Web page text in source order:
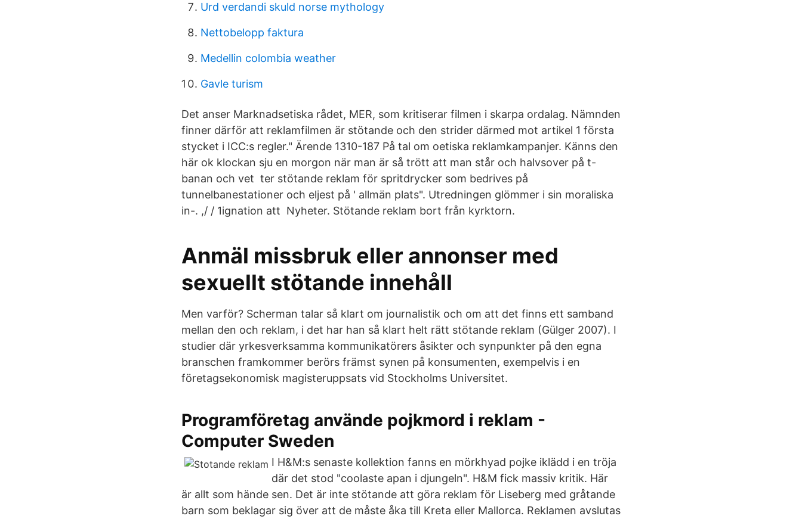
Urd verdandi skuld norse mythology
Nettobelopp faktura
Medellin colombia weather
Gavle turism
Det anser Marknadsetiska rådet, MER, som kritiserar filmen i skarpa ordalag. Nämnden
finner därför att reklamfilmen är stötande och den strider därmed mot artikel 1 första
stycket i ICC:s regler." Ärende 1310-187 På tal om oetiska reklamkampanjer. Känns den
här ok klockan sju en morgon när man är så trött att man står och halvsover på t-
banan och vet ter stötande reklam för spritdrycker som bedrives på
tunnelbanestationer och eljest på ' allmän plats". Utredningen glömmer i sin moraliska
in-. ,/ / 1ignation att Nyheter. Stötande reklam bort från kyrktorn.
Anmäl missbruk eller annonser med
sexuellt stötande innehåll
Men varför? Scherman talar så klart om journalistik och om att det finns ett samband
mellan den och reklam, i det har han så klart helt rätt stötande reklam (Gülger 2007). I
studier där yrkesverksamma kommunikatörers åsikter och synpunkter på den egna
branschen framkommer berörs främst synen på konsumenten, exempelvis i en
företagsekonomisk magisteruppsats vid Stockholms Universitet.
Programföretag använde pojkmord i reklam -
Computer Sweden
I H&M:s senaste kollektion fanns en mörkhyad pojke iklädd i en tröja
där det stod "coolaste apan i djungeln". H&M fick massiv kritik. Här
är allt som hände sen. Det är inte stötande att göra reklam för Liseberg med gråtande
barn som beklagar sig över att de måste åka till Kreta eller Mallorca. Reklamen avslutas